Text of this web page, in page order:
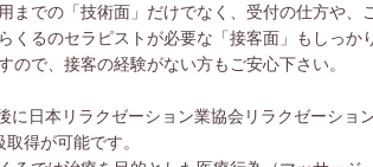
までの「技術面」だけでなく、受付の仕方や、
くるのセラピストが必要な「接客面」もしっか
ので、接客の経験がない方もご安心下さい。
に日本リラクゼーション業協会リラクゼーショ
得が可能です。